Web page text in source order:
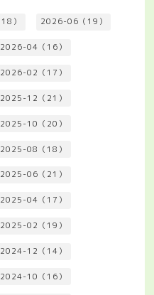
） 2026-06（19）
2026-04（16）
2026-02（17）
2025-12（21）
2025-10（20）
2025-08（18）
2025-06（21）
2025-04（17）
2025-02（19）
2024-12（14）
2024-10（16）